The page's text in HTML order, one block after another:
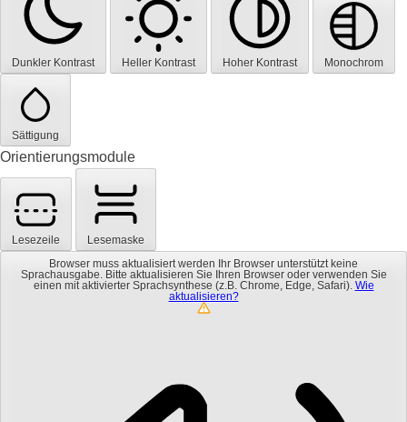
Dunkler Kontrast Heller Kontrast Hoher Kontrast Monochrom
Sättigung
Orientierungsmodule
Lesezeile
Lesemaske
Browser muss aktualisiert werden
Ihr Browser unterstützt keine
Sprachausgabe. Bitte aktualisieren Sie Ihren Browser oder verwenden Sie
einen mit aktivierter Sprachsynthese (z.B. Chrome, Edge, Safari). Wie
aktualisieren?